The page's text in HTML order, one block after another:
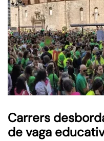
Carrers
de vaga